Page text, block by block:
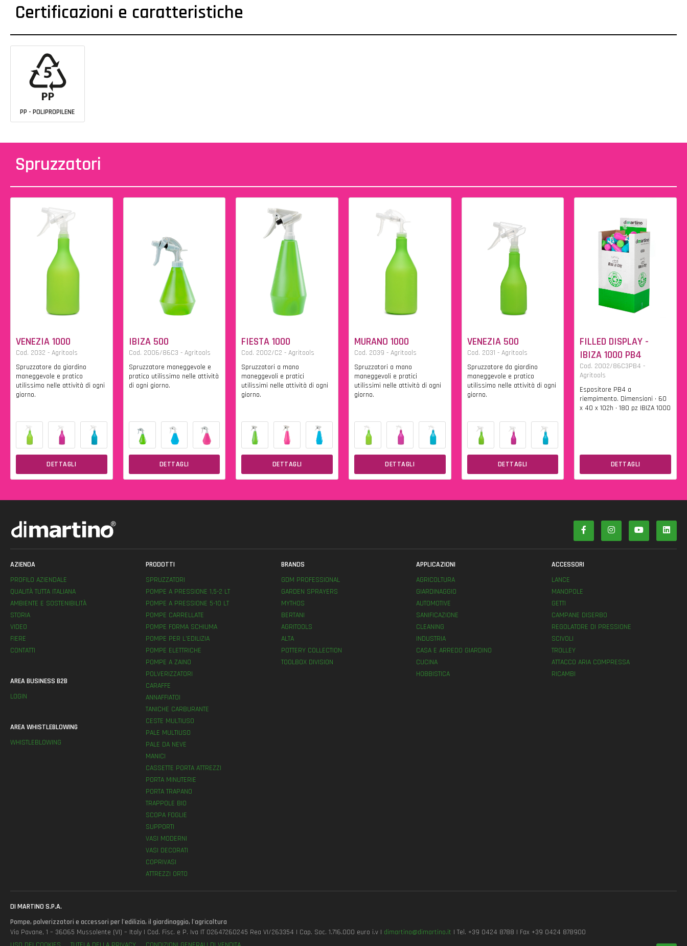
Certificazioni e caratteristiche
PP - POLIPROPILENE
Spruzzatori
VENEZIA 1000
Cod. 2032 - Agritools
Spruzzatore da giardino
maneggevole e pratico
utilissimo nelle attività di ogni
giorno.
DETTAGLI
IBIZA 500
Cod. 2006/86C3 - Agritools
Spruzzatore maneggevole e
pratico utilissimo nelle attività
di ogni giorno.
DETTAGLI
FIESTA 1000
Cod. 2002/C2 - Agritools
Spruzzatori a mano
maneggevoli e pratici
utilissimi nelle attività di ogni
giorno.
DETTAGLI
MURANO 1000
Cod. 2039 - Agritools
Spruzzatori a mano
maneggevoli e pratici
utilissimi nelle attività di ogni
giorno.
DETTAGLI
VENEZIA 500
Cod. 2031 - Agritools
Spruzzatore da giardino
maneggevole e pratico
utilissimo nelle attività di ogni
giorno.
DETTAGLI
FILLED DISPLAY -
IBIZA 1000 PB4
Cod. 2002/86C3PB4 -
Agritools
Espositore PB4 a
riempimento. Dimensioni • 60
x 40 x 102h • 180 pz IBIZA 1000
DETTAGLI
AZIENDA
PROFILO AZIENDALE
QUALITÀ TUTTA ITALIANA
AMBIENTE E SOSTENIBILITÀ
STORIA
VIDEO
FIERE
CONTATTI
AREA BUSINESS B2B
LOGIN
AREA WHISTLEBLOWING
WHISTLEBLOWING
PRODOTTI
SPRUZZATORI
POMPE A PRESSIONE 1,5-2 LT
POMPE A PRESSIONE 5-10 LT
POMPE CARRELLATE
POMPE FORMA SCHIUMA
POMPE PER L’EDILIZIA
POMPE ELETTRICHE
POMPE A ZAINO
POLVERIZZATORI
CARAFFE
ANNAFFIATOI
TANICHE CARBURANTE
CESTE MULTIUSO
PALE MULTIUSO
PALE DA NEVE
MANICI
CASSETTE PORTA ATTREZZI
PORTA MINUTERIE
PORTA TRAPANO
TRAPPOLE BIO
SCOPA FOGLIE
SUPPORTI
VASI MODERNI
VASI DECORATI
COPRIVASI
ATTREZZI ORTO
BRANDS
GDM PROFESSIONAL
GARDEN SPRAYERS
MYTHOS
BERTANI
AGRITOOLS
ALTA
POTTERY COLLECTION
TOOLBOX DIVISION
APPLICAZIONI
AGRICOLTURA
GIARDINAGGIO
AUTOMOTIVE
SANIFICAZIONE
CLEANING
INDUSTRIA
CASA E ARREDO GIARDINO
CUCINA
HOBBISTICA
ACCESSORI
LANCE
MANOPOLE
GETTI
CAMPANE DISERBO
REGOLATORE DI PRESSIONE
SCIVOLI
TROLLEY
ATTACCO ARIA COMPRESSA
RICAMBI
DI MARTINO S.P.A.
Pompe, polverizzatori e accessori per l'edilizia, il giardinaggio, l'agricoltura
Via Pavane, 1 – 36065 Mussolente (VI) – Italy | Cod. Fisc. e P. Iva IT 02647260245 Rea VI/263354 | Cap. Soc. 1.716.000 euro i.v | dimartino@dimartino.it | Tel. +39 0424 8788 | Fax +39 0424 878900